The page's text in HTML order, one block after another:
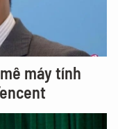
máy tính